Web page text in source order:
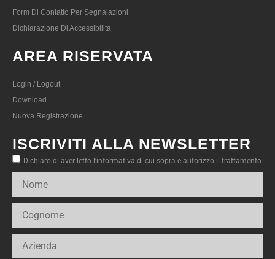
Form Di Contatto Per Segnalazioni
Dichiarazione Di Accessibilità
AREA RISERVATA
Login / Logout
Download
Nuova Registrazione
ISCRIVITI ALLA NEWSLETTER
Dichiaro di aver letto l’informativa di cui sopra e autorizzo il trattamento